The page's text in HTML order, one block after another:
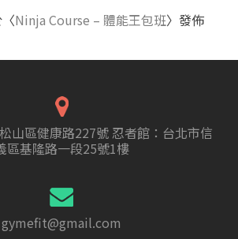
Ninja Course – 體能王包班〉發佈
山區健康路227號 忍者館：台北市信
區基隆路一段25號1樓
gymefit@gmail.com